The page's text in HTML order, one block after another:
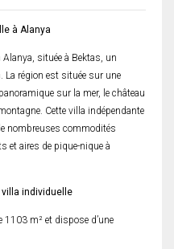
à Alanya
Alanya, située à Bektas, un
La région est située sur une
sur la mer, le château
Cette villa indépendante
nombreuses commodités
et aires de pique-nique à
individuelle
m² et dispose d’une